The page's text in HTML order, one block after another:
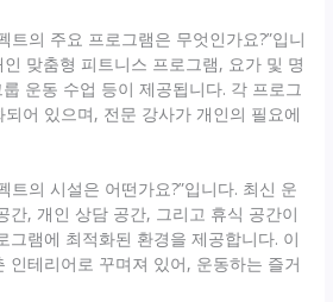
트의 주요 프로그램은 무엇인가요?”입니
맞춤형 피트니스 프로그램, 요가 및 명
운동 수업 등이 제공됩니다. 각 프로그
어 있으며, 전문 강사가 개인의 필요에
트의 시설은 어떤가요?”입니다. 최신 운
간, 개인 상담 공간, 그리고 휴식 공간이
그램에 최적화된 환경을 제공합니다. 이
인테리어로 꾸며져 있어, 운동하는 즐거